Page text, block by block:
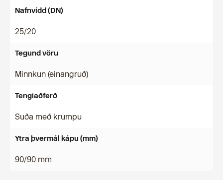
Nafnvídd (DN)
25/20
Tegund vöru
Minnkun (einangruð)
Tengiaðferð
Suða með krumpu
Ytra þvermál kápu (mm)
90/90 mm